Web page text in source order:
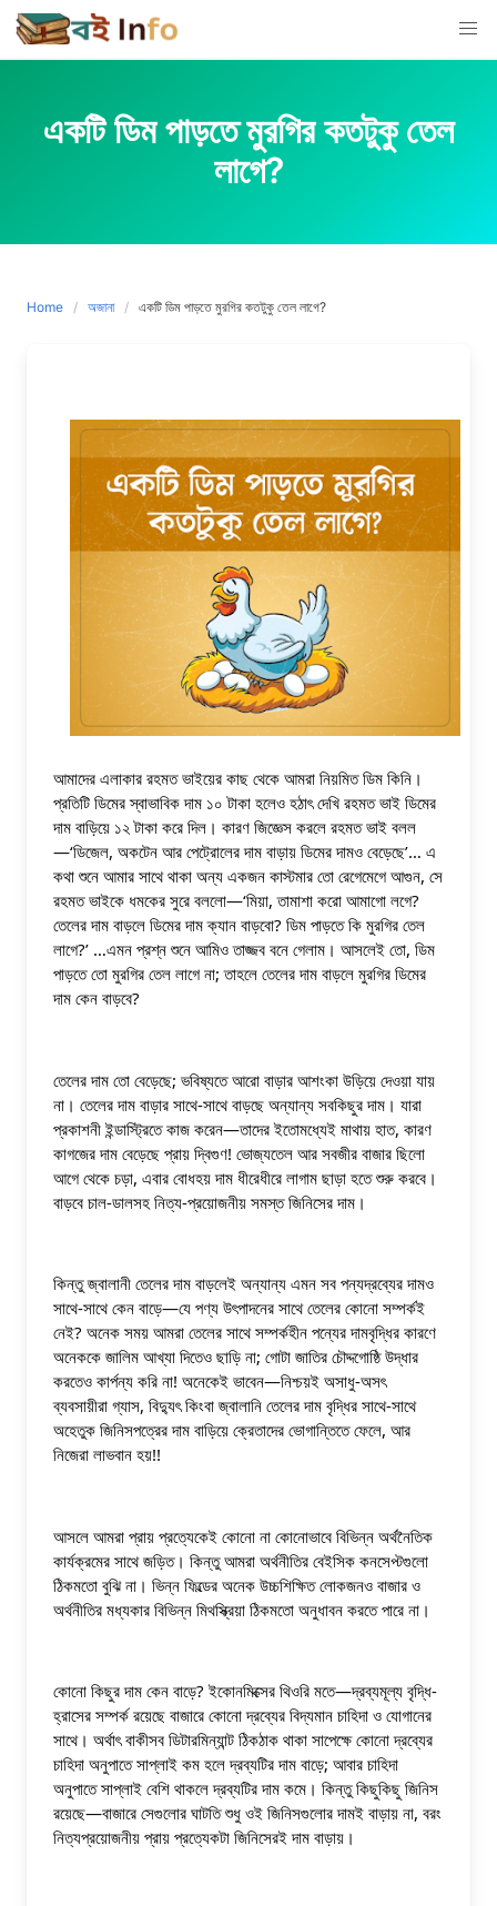
Skip
to
content
একটি ডিম পাড়তে মুরগির কতটুকু তেল
লাগে?
Home অজানা একটি ডিম পাড়তে মুরগির কতটুকু তেল লাগে?
আমাদের এলাকার রহমত ভাইয়ের কাছ থেকে আমরা নিয়মিত ডিম কিনি।
প্রতিটি ডিমের স্বাভাবিক দাম ১০ টাকা হলেও হঠাৎ দেখি রহমত ভাই ডিমের
দাম বাড়িয়ে ১২ টাকা করে দিল। কারণ জিজ্ঞেস করলে রহমত ভাই বলল
—‘ডিজেল, অকটেন আর পেট্রোলের দাম বাড়ায় ডিমের দামও বেড়েছে’… এ
কথা শুনে আমার সাথে থাকা অন্য একজন কাস্টমার তো রেগেমেগে আগুন, সে
রহমত ভাইকে ধমকের সুরে বললো—‘মিয়া, তামাশা করো আমাগো লগে?
তেলের দাম বাড়লে ডিমের দাম ক্যান বাড়বো? ডিম পাড়তে কি মুরগির তেল
লাগে?’ …এমন প্রশ্ন শুনে আমিও তাজ্জব বনে গেলাম। আসলেই তো, ডিম
পাড়তে তো মুরগির তেল লাগে না; তাহলে তেলের দাম বাড়লে মুরগির ডিমের
দাম কেন বাড়বে?
তেলের দাম তো বেড়েছে; ভবিষ্যতে আরো বাড়ার আশংকা উড়িয়ে দেওয়া যায়
না। তেলের দাম বাড়ার সাথে-সাথে বাড়ছে অন্যান্য সবকিছুর দাম। যারা
প্রকাশনী ইন্ডাস্ট্রিতে কাজ করেন—তাদের ইতোমধ্যেই মাথায় হাত, কারণ
কাগজের দাম বেড়েছে প্রায় দ্বিগুণ! ভোজ্যতেল আর সবজীর বাজার ছিলো
আগে থেকে চড়া, এবার বোধহয় দাম ধীরেধীরে লাগাম ছাড়া হতে শুরু করবে।
বাড়বে চাল-ডালসহ নিত্য-প্রয়োজনীয় সমস্ত জিনিসের দাম।
কিন্তু জ্বালানী তেলের দাম বাড়লেই অন্যান্য এমন সব পন্যদ্রব্যের দামও
সাথে-সাথে কেন বাড়ে—যে পণ্য উৎপাদনের সাথে তেলের কোনো সম্পর্কই
নেই? অনেক সময় আমরা তেলের সাথে সম্পর্কহীন পন্যের দামবৃদ্ধির কারণে
অনেককে জালিম আখ্যা দিতেও ছাড়ি না; গোটা জাতির চৌদ্দগোষ্ঠি উদ্ধার
করতেও কার্পন্য করি না! অনেকেই ভাবেন—নিশ্চয়ই অসাধু-অসৎ
ব্যবসায়ীরা গ্যাস, বিদ্যুৎ কিংবা জ্বালানি তেলের দাম বৃদ্ধির সাথে-সাথে
অহেতুক জিনিসপত্রের দাম বাড়িয়ে ক্রেতাদের ভোগান্তিতে ফেলে, আর
নিজেরা লাভবান হয়!!
আসলে আমরা প্রায় প্রত্যেকেই কোনো না কোনোভাবে বিভিন্ন অর্থনৈতিক
কার্যক্রমের সাথে জড়িত। কিন্তু আমরা অর্থনীতির বেইসিক কনসেপ্টগুলো
ঠিকমতো বুঝি না। ভিন্ন ফিল্ডের অনেক উচ্চশিক্ষিত লোকজনও বাজার ও
অর্থনীতির মধ্যকার বিভিন্ন মিথস্ক্রিয়া ঠিকমতো অনুধাবন করতে পারে না।
কোনো কিছুর দাম কেন বাড়ে? ইকোনমিক্সের থিওরি মতে—দ্রব্যমূল্য বৃদ্ধি-
হ্রাসের সম্পর্ক রয়েছে বাজারে কোনো দ্রব্যের বিদ্যমান চাহিদা ও যোগানের
সাথে। অর্থাৎ বাকীসব ডিটারমিন্যান্ট ঠিকঠাক থাকা সাপেক্ষে কোনো দ্রব্যের
চাহিদা অনুপাতে সাপ্লাই কম হলে দ্রব্যটির দাম বাড়ে; আবার চাহিদা
অনুপাতে সাপ্লাই বেশি থাকলে দ্রব্যটির দাম কমে। কিন্তু কিছুকিছু জিনিস
রয়েছে—বাজারে সেগুলোর ঘাটতি শুধু ওই জিনিসগুলোর দামই বাড়ায় না, বরং
নিত্যপ্রয়োজনীয় প্রায় প্রত্যেকটা জিনিসেরই দাম বাড়ায়।